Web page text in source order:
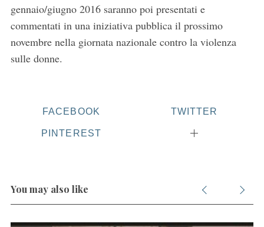
gennaio/giugno 2016 saranno poi presentati e
commentati in una iniziativa pubblica il prossimo
novembre nella giornata nazionale contro la violenza
sulle donne.
FACEBOOK TWITTER
PINTEREST
You may also like